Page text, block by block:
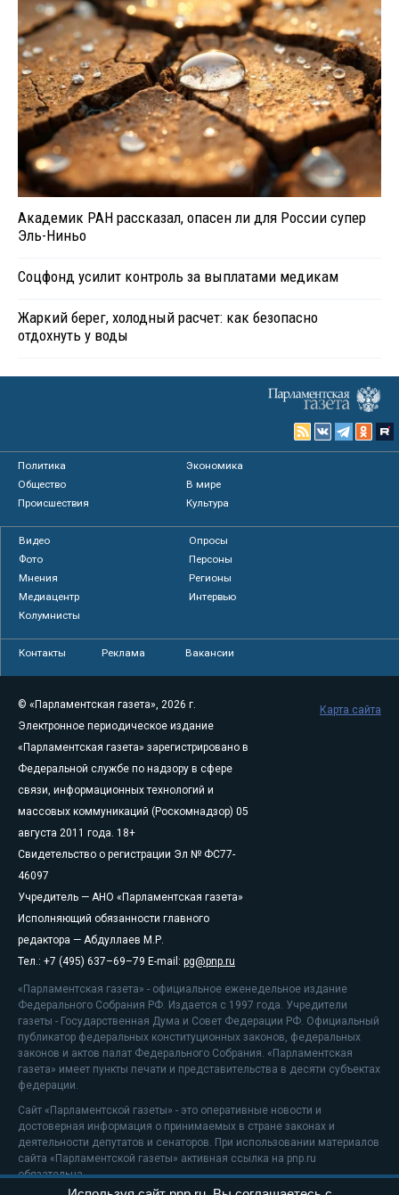
Академик РАН рассказал, опасен ли для России супер
Эль-Ниньо
Соцфонд усилит контроль за выплатами медикам
Жаркий берег, холодный расчет: как безопасно
отдохнуть у воды
Политика
Экономика
Общество
В мире
Происшествия
Культура
Видео
Опросы
Фото
Персоны
Мнения
Регионы
Медиацентр
Интервью
Колумнисты
Контакты Реклама Вакансии
© «Парламентская газета», 2026 г.
Электронное периодическое издание
«Парламентская газета» зарегистрировано в
Федеральной службе по надзору в сфере
связи, информационных технологий и
массовых коммуникаций (Роскомнадзор) 05
августа 2011 года. 18+
Свидетельство о регистрации Эл № ФС77-
46097
Учредитель — АНО «Парламентская газета»
Исполняющий обязанности главного
редактора — Абдуллаев М.Р.
Тел.: +7 (495) 637–69–79 E-mail: pg@pnp.ru
«Парламентская газета» - официальное еженедельное издание
Федерального Собрания РФ. Издается с 1997 года. Учредители
газеты - Государственная Дума и Совет Федерации РФ. Официальный
публикатор федеральных конституционных законов, федеральных
законов и актов палат Федерального Собрания. «Парламентская
газета» имеет пункты печати и представительства в десяти субъектах
федерации.
Сайт «Парламентской газеты» - это оперативные новости и
достоверная информация о принимаемых в стране законах и
деятельности депутатов и сенаторов. При использовании материалов
сайта «Парламентской газеты» активная ссылка на pnp.ru
обязательна.
Карта сайта